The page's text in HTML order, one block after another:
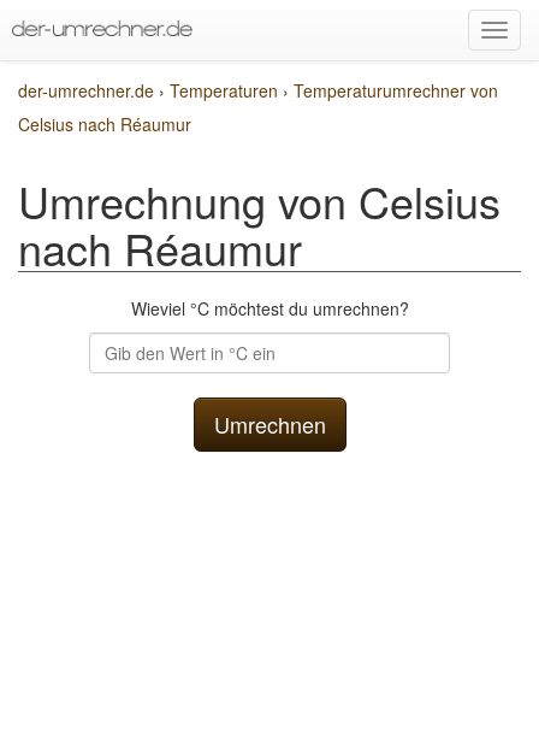
der-umrechner.de › Temperaturen › Temperaturumrechner von
Celsius nach Réaumur
Umrechnung von Celsius
nach Réaumur
Wieviel °C möchtest du umrechnen?